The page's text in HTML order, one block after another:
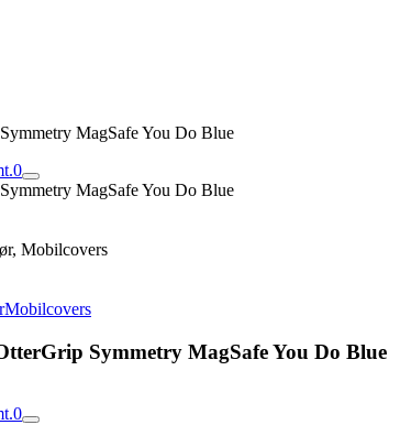
MagSafe You Do Blue
0
MagSafe You Do Blue
Mobilcovers
Mobilcovers
Symmetry MagSafe You Do Blue
0